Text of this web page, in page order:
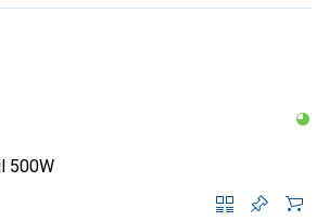
500W